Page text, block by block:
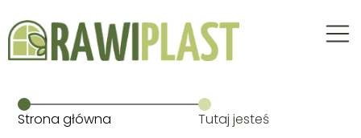
Strona główna Tutaj jesteś